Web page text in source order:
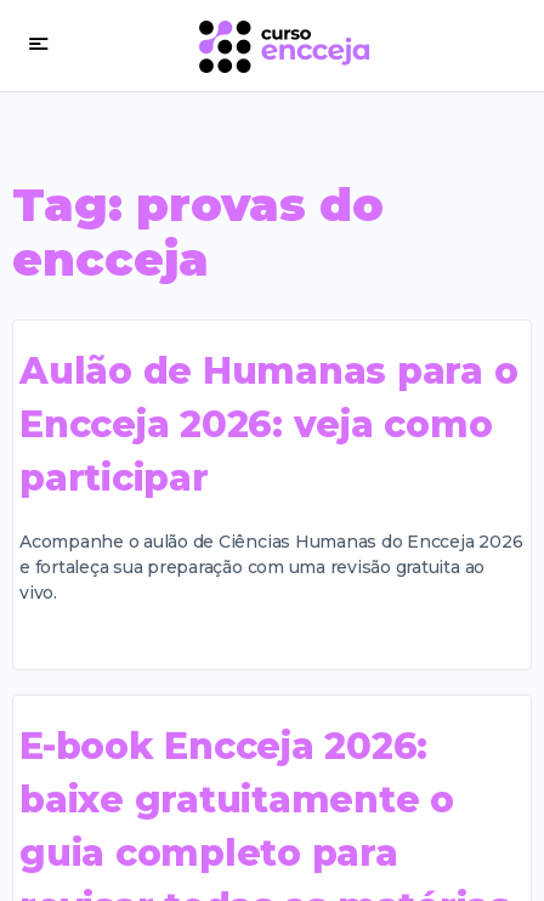
Tag: provas do
encceja
Aulão de Humanas para o
Encceja 2026: veja como
participar
Acompanhe o aulão de Ciências Humanas do Encceja 2026
e fortaleça sua preparação com uma revisão gratuita ao
vivo.
E-book Encceja 2026:
baixe gratuitamente o
guia completo para